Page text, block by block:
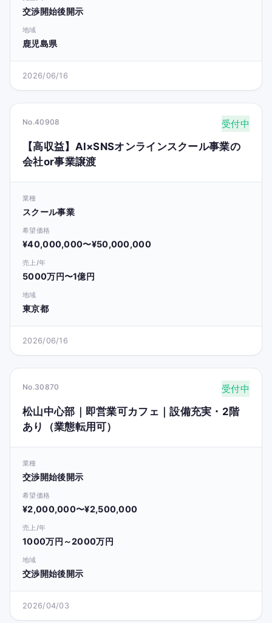
交渉開始後開示
地域
鹿児島県
2026/06/16
No.40908 受付中
【高収益】AI×SNSオンラインスクール事業の
会社or事業譲渡
業種
スクール事業
希望価格
¥40,000,000〜¥50,000,000
売上/年
5000万円〜1億円
地域
東京都
2026/06/16
No.30870 受付中
松山中心部｜即営業可カフェ｜設備充実・2階
あり（業態転用可）
業種
交渉開始後開示
希望価格
¥2,000,000〜¥2,500,000
売上/年
1000万円～2000万円
地域
交渉開始後開示
2026/04/03